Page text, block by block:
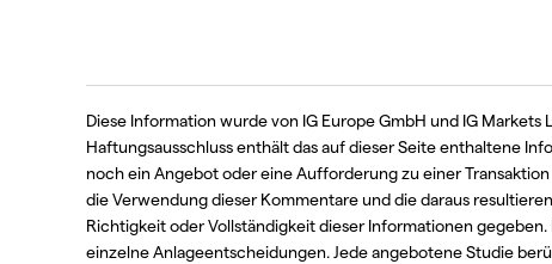
Diese Information wurde von IG Europe GmbH und IG
Haftungsausschluss enthält das auf dieser Seite enthaltene
noch ein Angebot oder eine Aufforderung zu einer
die Verwendung dieser Kommentare und die daraus
Richtigkeit oder Vollständigkeit dieser Informationen
einzelne Anlageentscheidungen. Jede angebotene Studie